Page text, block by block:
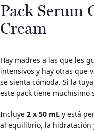
Pack Serum
Cream
Hay madres a las que les
intensivos y hay otras que
se sienta cómoda. Si la
este pack tiene muchísimo
Incluye 2 x 50 mLy está
al equilibrio, la hidratación